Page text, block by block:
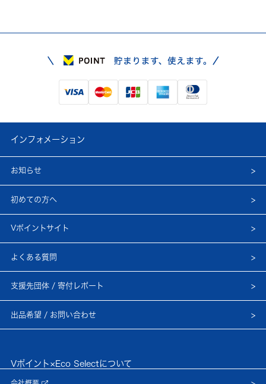
インフォメーション
お知らせ
初めての方へ
Vポイントサイト
よくある質問
支援先団体 / 寄付レポート
出品希望 / お問い合わせ
Vポイント×Eco Selectについて